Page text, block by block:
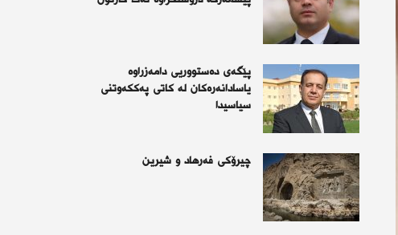
پێگەی دەستووریی دامەزراوە
یاسادانەرەكان لە كاتی پەككەوتنی
سیاسیدا
چیرۆكی فەرهاد و شیرین